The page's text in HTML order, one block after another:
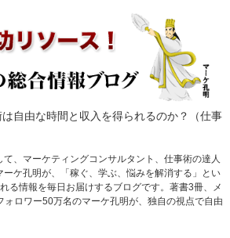
自由な時間と収入を得られるのか？（仕事
、マーケティングコンサルタント、仕事術の達人
ケ孔明が、「稼ぐ、学ぶ、悩みを解消する」とい
る情報を毎日お届けするブログです。著書3冊、メ
ォロワー50万名のマーケ孔明が、独自の視点で自由